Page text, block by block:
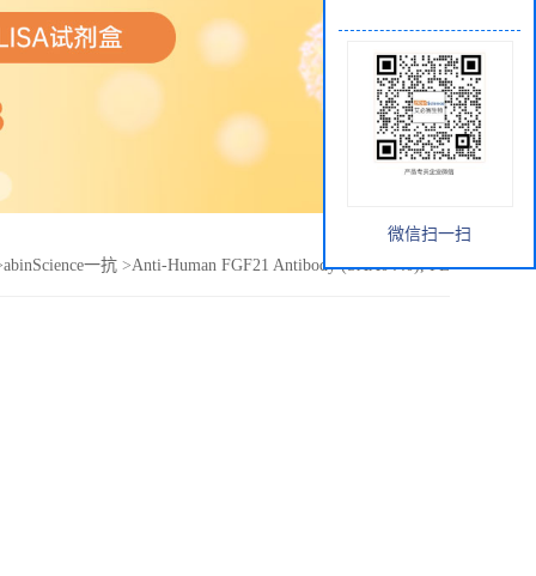
abinScience一抗 >Anti-Human FGF21 Antibody (SAA0440), PE
微信扫一扫